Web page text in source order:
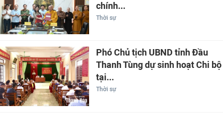
chính...
Thời sự
Phó Chủ tịch UBND tỉnh Đầu
Thanh Tùng dự sinh hoạt Chi bộ
tại...
Thời sự